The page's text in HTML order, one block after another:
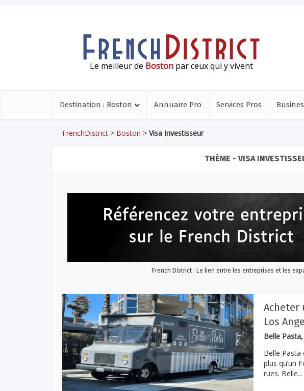
Le meilleur de Boston par ceux qui y vivent
Destination : Boston Annuaire Pro Services Pros
FrenchDistrict > Boston > Visa Investisseur
THÈME - VISA
French District : Le lien entre les entreprises et les
Acheter
Los
Belle
Belle Pasta
plus qu’un
rues. Belle...